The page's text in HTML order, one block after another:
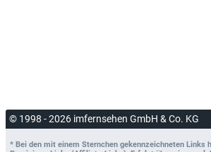
© 1998 - 2026 imfernsehen GmbH & Co. KG
* Bei den mit einem Sternchen gekennzeichneten Links